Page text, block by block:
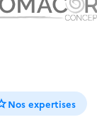
Nos expertises